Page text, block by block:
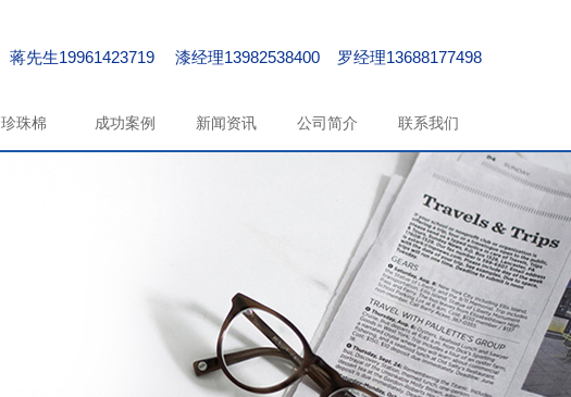
蒋先生19961423719 漆经理13982538400 罗经理13688177498
珍珠棉 成功案例 新闻资讯 公司简介 联系我们